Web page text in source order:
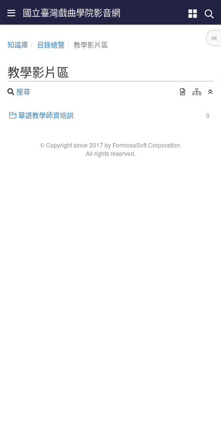
國立臺灣戲曲學院影音網
知識庫 目錄總覽 教學影片區
教學影片區
搜尋
0
華語教學師資培訓
© Copyright since 2017 by FormosaSoft Corporation.
All rights reserved.